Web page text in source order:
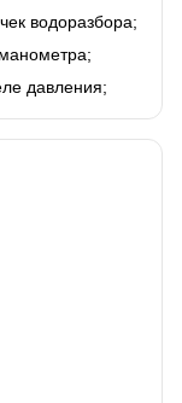
водоразбора;
давления;